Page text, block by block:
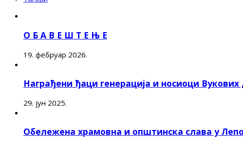
О Б А В Е Ш Т Е Њ Е
19. фебруар 2026.
Награђени ђаци генерација и носиоци
29. јун 2025.
Обележена храмовна и општинска слава у